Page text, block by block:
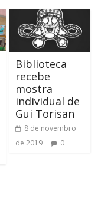
Biblioteca
recebe
mostra
individual de
Gui Torisan
8 de novembro
de 2019
0